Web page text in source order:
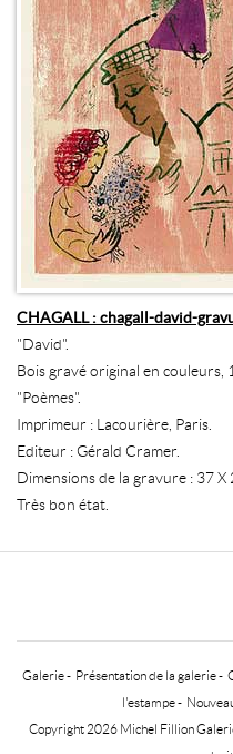
CHAGALL : chagall-david-
"David".
Bois gravé original en couleurs,
"Poèmes".
Imprimeur : Lacourière, Paris.
Editeur : Gérald Cramer.
Dimensions de la gravure : 37 X
Très bon état.
Galerie- Présentation de la galerie-
l'estampe-
Copyright 2026 Michel Fillion